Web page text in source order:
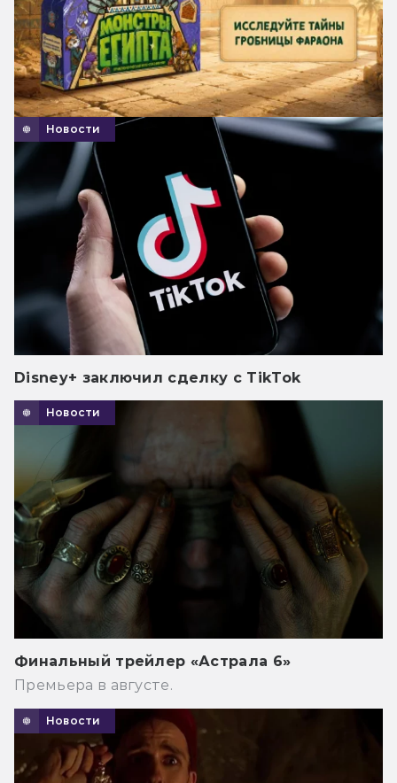
Новости
Disney+ заключил сделку с TikTok
Новости
Финальный трейлер «Астрала 6»
Премьера в августе.
Новости